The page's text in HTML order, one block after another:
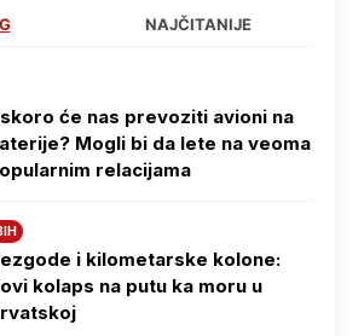
NAJČITANIJE
će nas prevoziti avioni na
Mogli bi da lete na veoma
relacijama
i kilometarske kolone:
kolaps na putu ka moru u